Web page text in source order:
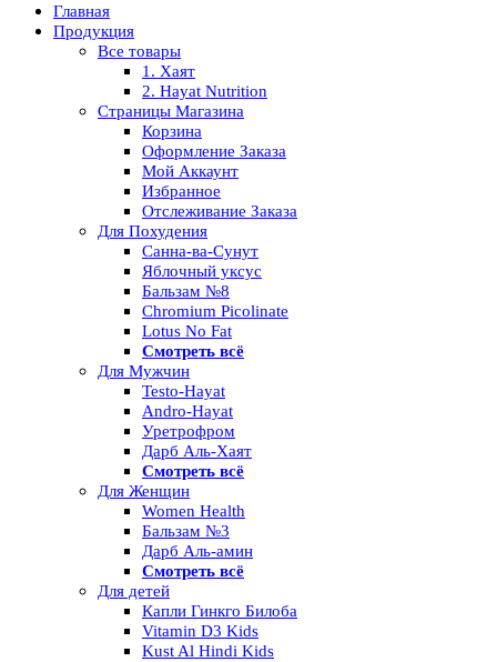
Главная
Продукция
Все товары
1. Хаят
2. Hayat Nutrition
Страницы Магазина
Корзина
Оформление Заказа
Мой Аккаунт
Избранное
Отслеживание Заказа
Для Похудения
Санна-ва-Сунут
Яблочный уксус
Бальзам №8
Chromium Picolinate
Lotus No Fat
Смотреть всё
Для Мужчин
Testo-Hayat
Andro-Hayat
Уретрофром
Дарб Аль-Хаят
Смотреть всё
Для Женщин
Women Health
Бальзам №3
Дарб Аль-амин
Смотреть всё
Для детей
Капли Гинкго Билоба
Vitamin D3 Kids
Kust Al Hindi Kids